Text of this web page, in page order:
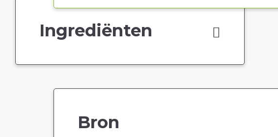
Ingrediënten
Bron